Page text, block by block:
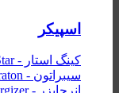
اسپیکر
کینگ استار - KingStar
سیبراتون - Sibraton